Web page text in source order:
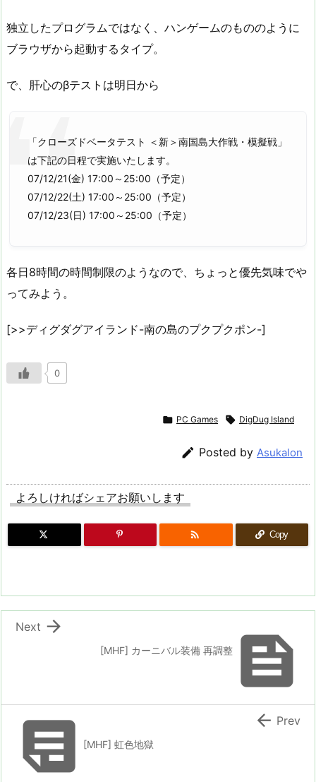
独立したプログラムではなく、ハンゲームのもののように
ブラウザから起動するタイプ。
で、肝心のβテストは明日から
「クローズドベータテスト ＜新＞南国島大作戦・模擬戦」
は下記の日程で実施いたします。
07/12/21(金) 17:00～25:00（予定）
07/12/22(土) 17:00～25:00（予定）
07/12/23(日) 17:00～25:00（予定）
各日8時間の時間制限のようなので、ちょっと優先気味でや
ってみよう。
[>>ディグダグアイランド-南の島のプクプクポン-]
0
 PC Games  DigDug Island
 Posted by Asukalon
よろしければシェアお願いします
 Copy

[MHF] カーニバル装備 再調整

Next
[MHF] 虹色地獄
 Prev